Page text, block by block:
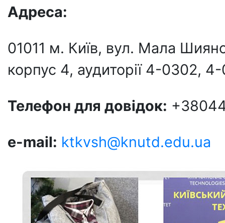
Адреса:
01011 м. Київ, вул. Мала
корпус 4, аудиторії 4-0302,
Телефон для довідок:
e-mail: ktkvsh@knutd.edu.ua